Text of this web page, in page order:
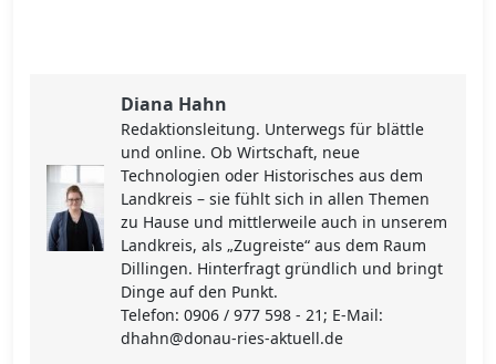
Diana Hahn
Redaktionsleitung. Unterwegs für blättle
und online. Ob Wirtschaft, neue
Technologien oder Historisches aus dem
Landkreis – sie fühlt sich in allen Themen
zu Hause und mittlerweile auch in unserem
Landkreis, als „Zugreiste“ aus dem Raum
Dillingen. Hinterfragt gründlich und bringt
Dinge auf den Punkt.
Telefon: 0906 / 977 598 - 21; E-Mail:
dhahn@donau-ries-aktuell.de